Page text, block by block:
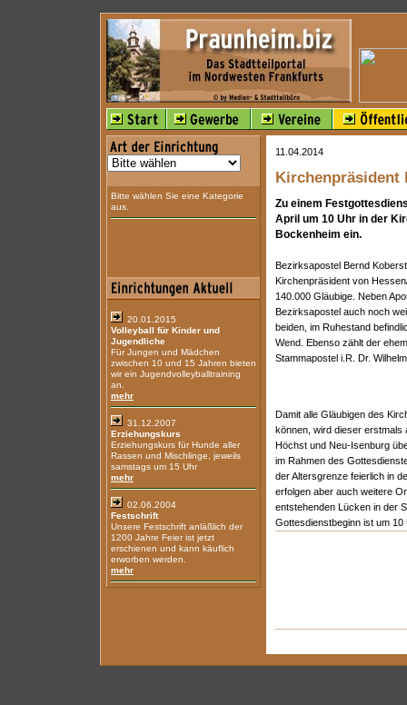
Bitte wählen Sie eine Kategorie
aus.
20.01.2015
Volleyball für Kinder und
Jugendliche
Für Jungen und Mädchen
zwischen 10 und 15 Jahren bieten
wir ein Jugendvolleyballtraining
an.
mehr
31.12.2007
Erziehungskurs
Erziehungskurs für Hunde aller
Rassen und Mischlinge, jeweils
samstags um 15 Uhr
mehr
02.06.2004
Festschrift
Unsere Festschrift anläßlich der
1200 Jahre Feier ist jetzt
erschienen und kann käuflich
erworben werden.
mehr
11.04.2014
Kirchenpräsident
Zu einem
April um 10 Uhr in der
Bockenheim ein.
Bezirksapostel Bernd
Kirchenpräsident von
140.000 Gläubige. Neben
Bezirksapostel auch noch
beiden, im Ruhestand
Wend. Ebenso zählt der
Stammapostel i.R. Dr.
Damit alle Gläubigen des
können, wird dieser erstmals
Höchst und Neu-Isenburg
im Rahmen des
der Altersgrenze feierlich in
erfolgen aber auch weitere
entstehenden Lücken in der
Gottesdienstbeginn ist um 10